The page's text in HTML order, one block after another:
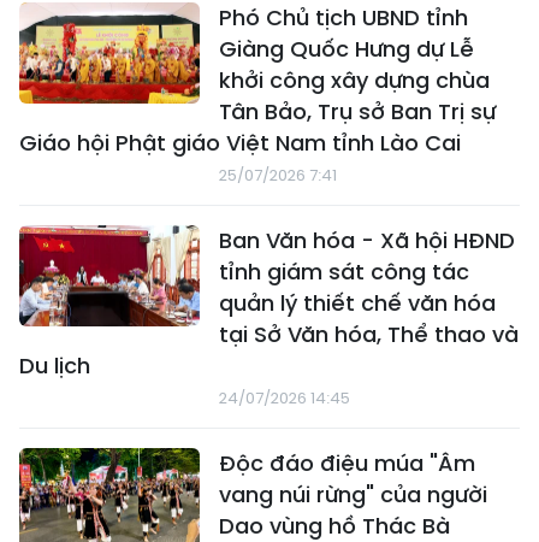
Phó Chủ tịch UBND tỉnh
Giàng Quốc Hưng dự Lễ
khởi công xây dựng chùa
Tân Bảo, Trụ sở Ban Trị sự
Giáo hội Phật giáo Việt Nam tỉnh Lào Cai
25/07/2026 7:41
Ban Văn hóa - Xã hội HĐND
tỉnh giám sát công tác
quản lý thiết chế văn hóa
tại Sở Văn hóa, Thể thao và
Du lịch
24/07/2026 14:45
Độc đáo điệu múa "Âm
vang núi rừng" của người
Dao vùng hồ Thác Bà